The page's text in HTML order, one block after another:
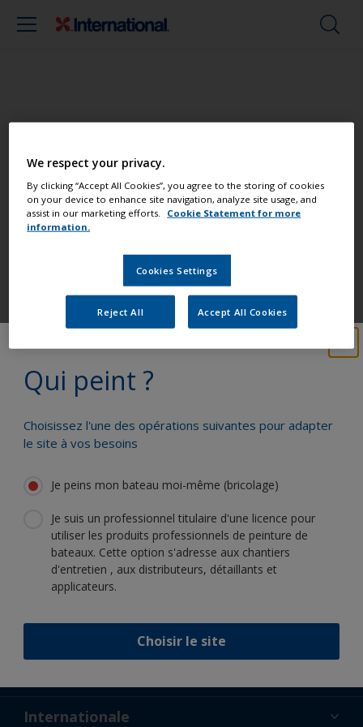
Qui peint ?
Choisissez l'une des opérations suivantes pour adapter
le site à vos besoins
Je peins mon bateau moi-même (bricolage)
Je suis un professionnel titulaire d'une licence pour
utiliser les produits professionnels de peinture de
bateaux. Cette option s'adresse aux chantiers
d'entretien , aux distributeurs, détaillants et
applicateurs.
Choisir le site
Retrouvez les meilleurs produits pour
garder votre bateau en très bon état
Obtenez toute l'aide dont vous avez
besoin pour peindre en toute
confiance
Bénéficiez de notre expertise
scientifique et de notre innovation
Actualités
Internationale
We respect your privacy.
By clicking “Accept All Cookies”, you agree to the storing of cookies
on your device to enhance site navigation, analyze site usage, and
assist in our marketing efforts. Cookie Statement for more
information.
Cookies Settings
Reject All Accept All Cookies